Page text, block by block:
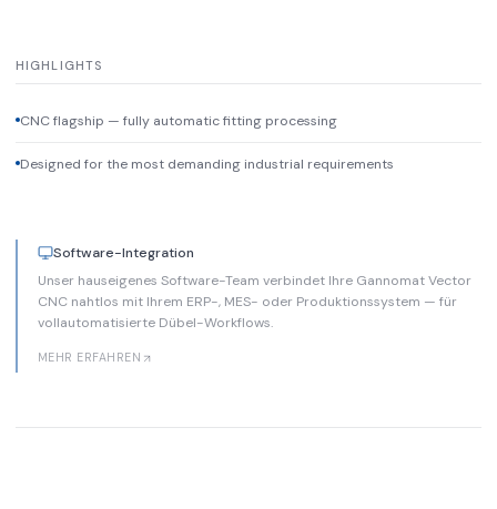
HIGHLIGHTS
CNC flagship — fully automatic fitting processing
Designed for the most demanding industrial requirements
Software-Integration
Unser hauseigenes Software-Team verbindet Ihre Gannomat Vector
CNC nahtlos mit Ihrem ERP-, MES- oder Produktionssystem — für
vollautomatisierte Dübel-Workflows.
MEHR ERFAHREN